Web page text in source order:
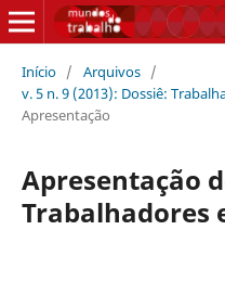
Início / Arquivos /
v. 5 n. 9 (2013): Dossiê:
Apresentação
Apresentação
Trabalhadores